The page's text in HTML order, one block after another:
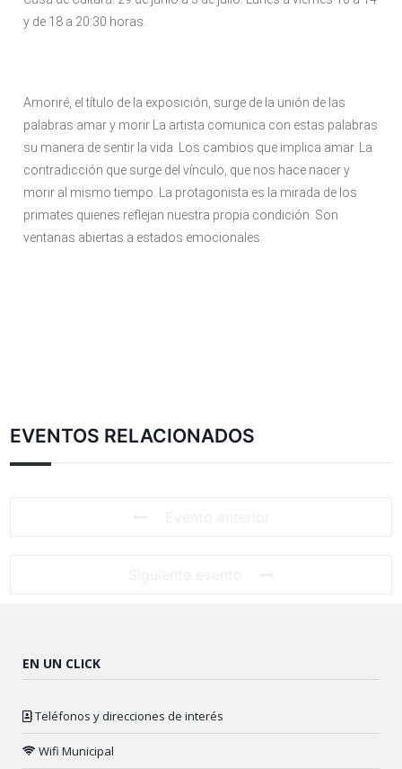
y de 18 a 20:30 horas.
Amoriré, el título de la exposición, surge de la unión de las
palabras amar y morir La artista comunica con estas palabras
su manera de sentir la vida. Los cambios que implica amar. La
contradicción que surge del vínculo, que nos hace nacer y
morir al mismo tiempo. La protagonista es la mirada de los
primates quienes reflejan nuestra propia condición. Son
ventanas abiertas a estados emocionales.
EVENTOS RELACIONADOS
EN UN CLICK
Teléfonos y direcciones de interés
Wifi Municipal